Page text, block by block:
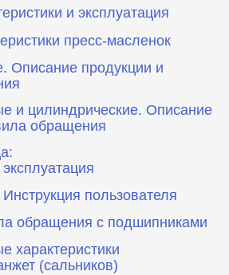
и эксплуатация
пресс‑масленок
Описание продукции и
и цилиндрические. Описание
обращения
пользователя
обращения с подшипниками
характеристики
(сальников)